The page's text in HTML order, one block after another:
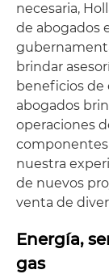
necesaria,
de abogados
brindar
beneficios de
abogados
operaciones
nuestra
de nuevos
venta de
Energía,
gas